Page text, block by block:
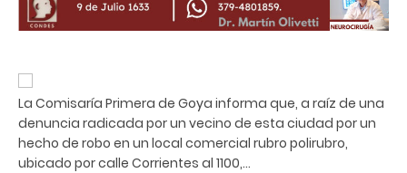
La Comisaría Primera de Goya informa que, a raíz de una
denuncia radicada por un vecino de esta ciudad por un
hecho de robo en un local comercial rubro polirubro,
ubicado por calle Corrientes al 1100,...